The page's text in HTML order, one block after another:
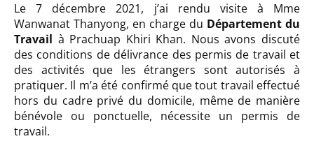
Le 7 décembre 2021, j’ai rendu visite à Mme
Wanwanat Thanyong, en charge du Département du
Travail à Prachuap Khiri Khan. Nous avons discuté
des conditions de délivrance des permis de travail et
des activités que les étrangers sont autorisés à
pratiquer. Il m’a été confirmé que tout travail effectué
hors du cadre privé du domicile, même de manière
bénévole ou ponctuelle, nécessite un permis de
travail.